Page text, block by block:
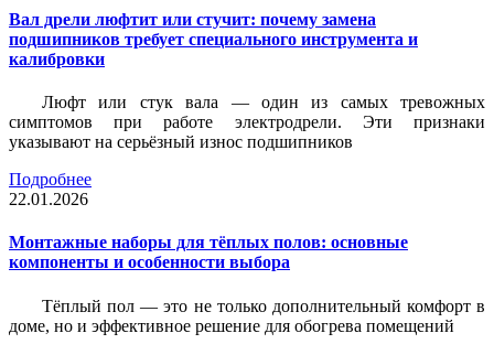
Вал дрели люфтит или стучит: почему замена
подшипников требует специального инструмента и
калибровки
Люфт или стук вала — один из самых тревожных
симптомов при работе электродрели. Эти признаки
указывают на серьёзный износ подшипников
Подробнее
22.01.2026
Монтажные наборы для тёплых полов: основные
компоненты и особенности выбора
Тёплый пол — это не только дополнительный комфорт в
доме, но и эффективное решение для обогрева помещений